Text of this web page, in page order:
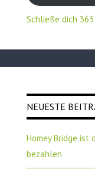
Schließe dich
NEUESTE
Homey Bridge ist
bezahlen